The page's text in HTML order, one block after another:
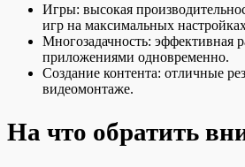
Игры: высокая
игр на максимальных
Многозадачность: эффективная
приложениями одновременно.
Создание контента: отличные
видеомонтаже.
На что обратить